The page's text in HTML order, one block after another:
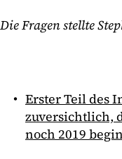
Die Fragen stellte
Erster Teil des
zuversichtlich,
noch 2019